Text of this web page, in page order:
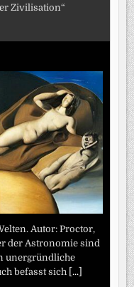
Zivilisation“
Autor: Proctor,
der Astronomie sind
unergründliche
befasst sich [...]